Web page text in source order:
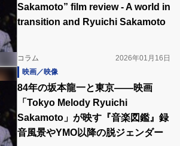
Sakamoto” film review - A world in
transition and Ryuichi Sakamoto
コラム
2026年01月16日
映画／映像
84年の坂本龍一と東京――映画
「Tokyo Melody Ryuichi
Sakamoto」が映す『音楽図鑑』録
音風景やYMO以降の脱ジェンダー